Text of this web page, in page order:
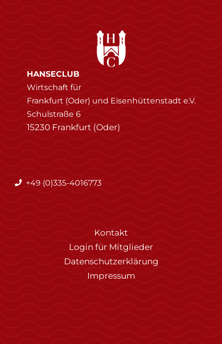
HANSECLUB
Wirtschaft für
Frankfurt (Oder) und Eisenhüttenstadt e.V.
Schulstraße 6
15230 Frankfurt (Oder)
+49 (0)335-4016773
Kontakt
Login für Mitglieder
Datenschutzerklärung
Impressum